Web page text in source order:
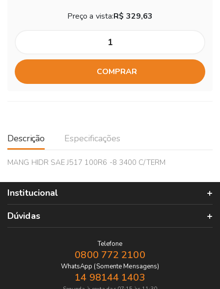
Preço a vista:R$ 329,63
COMPRAR
Descrição Especificações
MANG HIDR SAE J517 100R6 -8 3400 C/TERM
Institucional
Dúvidas
Telefone
0800 772 2100
WhatsApp (Somente Mensagens)
14 98144 1403